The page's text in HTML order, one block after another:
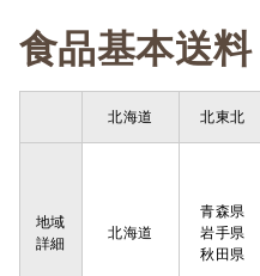
食品基
北海道 北東北
地域
詳細
北海道
青森県
岩手県
秋田県